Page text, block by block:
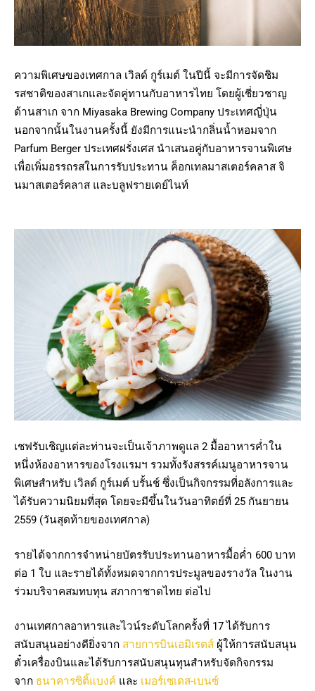
ความพิเศษของเทศกาล เวิลด์ กูร์เมต์ ในปีนี้ จะมีการจัดชิม
รสชาติของสาเกและจัดคู่ทานกับอาหารไทย โดยผู้เชี่ยวชาญ
ด้านสาเก จาก Miyasaka Brewing Company ประเทศญี่ปุ่น
นอกจากนั้นในงานครั้งนี้ ยังมีการแนะนำกลิ่นน้ำหอมจาก
Parfum Berger ประเทศฝรั่งเศส นำเสนอคู่กับอาหารจานพิเศษ
เพื่อเพิ่มอรรถรสในการรับประทาน ค็อกเทลมาสเตอร์คลาส จิ
นมาสเตอร์คลาส และบลูฟรายเดย์ไนท์
เชฟรับเชิญแต่ละท่านจะเป็นเจ้าภาพดูแล 2 มื้ออาหารค่ำใน
หนึ่งห้องอาหารของโรงแรมฯ รวมทั้งรังสรรค์เมนูอาหารจาน
พิเศษสำหรับ เวิลด์ กูร์เมต์ บรั้นช์ ซึ่งเป็นกิจกรรมที่อลังการและ
ได้รับความนิยมที่สุด โดยจะมีขึ้นในวันอาทิตย์ที่ 25 กันยายน
2559 (วันสุดท้ายของเทศกาล)
รายได้จากการจำหน่ายบัตรรับประทานอาหารมื้อค่ำ 600 บาท
ต่อ 1 ใบ และรายได้ทั้งหมดจากการประมูลของรางวัล ในงาน
ร่วมบริจาคสมทบทุน สภากาชาดไทย ต่อไป
งานเทศกาลอาหารและไวน์ระดับโลกครั้งที่ 17 ได้รับการ
สนับสนุนอย่างดียิ่งจาก สายการบินเอมิเรตส์ ผู้ให้การสนับสนุน
ตั๋วเครื่องบินและได้รับการสนับสนุนทุนสำหรับจัดกิจกรรม
จาก ธนาคารซิติ้แบงค์ และ เมอร์เซเดส-เบนซ์